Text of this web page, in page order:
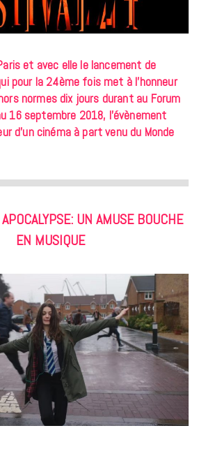
et avec elle le lancement de
pour la 24ème fois met à l’honneur
normes dix jours durant au Forum
16 septembre 2018, l’évènement
d’un cinéma à part venu du Monde
UN AMUSE BOUCHE
EN MUSIQUE